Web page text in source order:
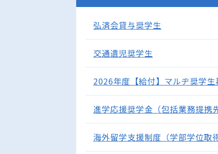
弘済会貸与奨学生
交通遺児奨学生
2026年度【給付】マルヂ奨学生
進学応援奨学金（包括業務提携
海外留学支援制度（学部学位取